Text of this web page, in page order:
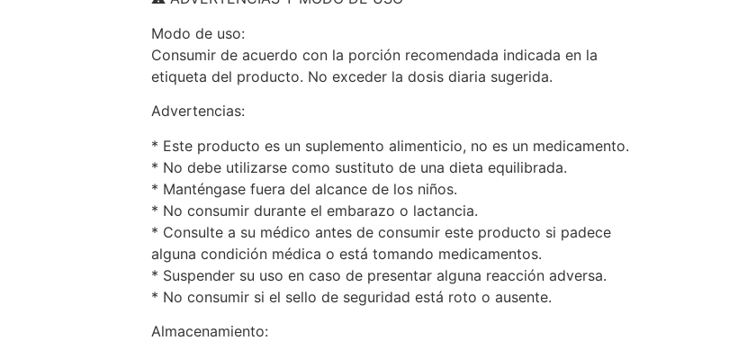
Modo de uso:
Consumir de acuerdo con la porción recomendada indicada en la
etiqueta del producto. No exceder la dosis diaria sugerida.
Advertencias:
* Este producto es un suplemento alimenticio, no es un medicamento.
* No debe utilizarse como sustituto de una dieta equilibrada.
* Manténgase fuera del alcance de los niños.
* No consumir durante el embarazo o lactancia.
* Consulte a su médico antes de consumir este producto si padece
alguna condición médica o está tomando medicamentos.
* Suspender su uso en caso de presentar alguna reacción adversa.
* No consumir si el sello de seguridad está roto o ausente.
Almacenamiento: